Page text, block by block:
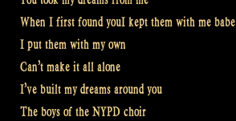
When I first found youI kept them with me babe
I put them with my own
Can’t make it all alone
I’ve built my dreams around you
The boys of the NYPD choir